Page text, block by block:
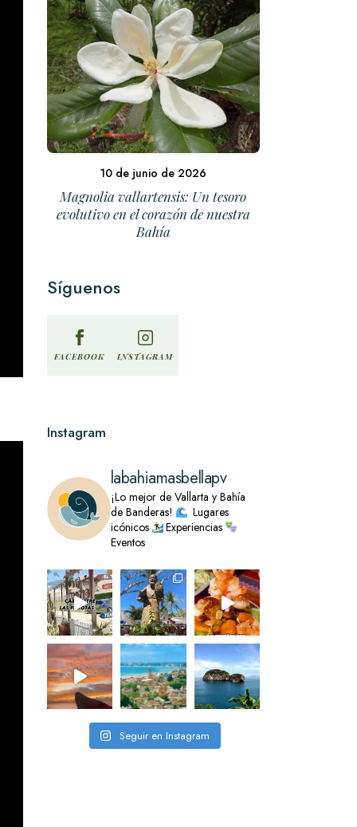
10 de junio de 2026
Magnolia vallartensis: Un tesoro
evolutivo en el corazón de nuestra
Bahía
Síguenos
FACEBOOK INSTAGRAM
Instagram
labahiamasbellapv
¡Lo mejor de Vallarta y Bahía
de Banderas!
Lugares
icónicos
Experiencias
Eventos
Seguir en Instagram